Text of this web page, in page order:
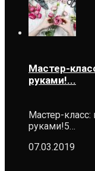
Мастер-
руками!...
Мастер-
руками!5…
07.03.2019